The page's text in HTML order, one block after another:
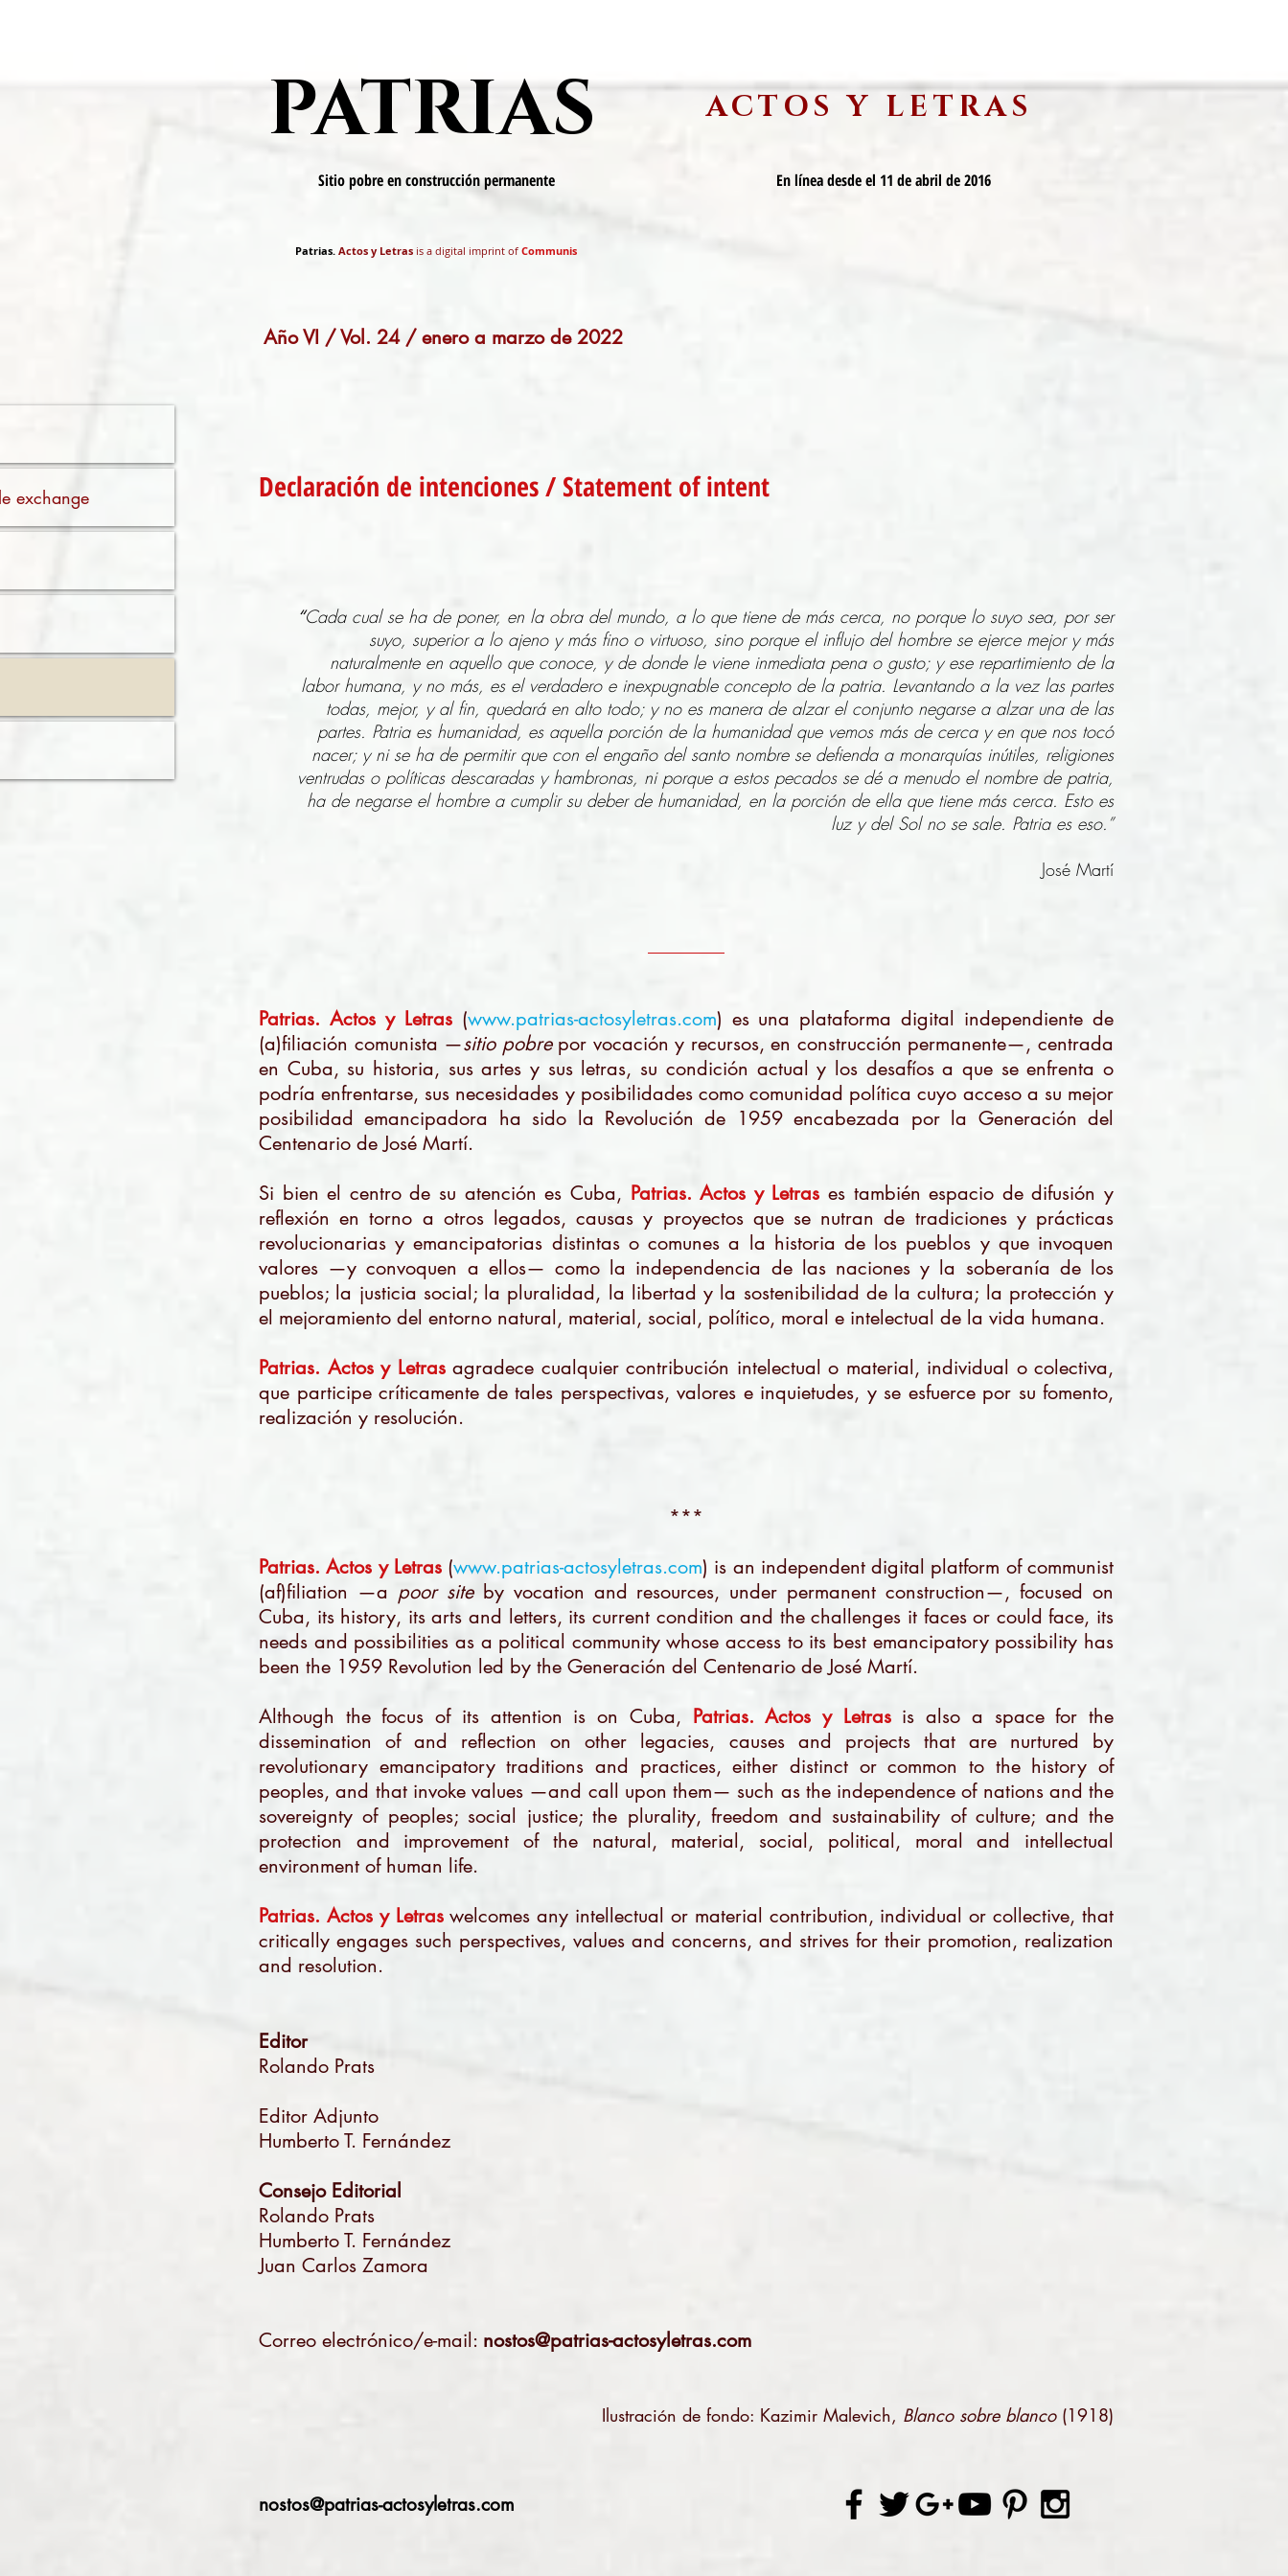
PATRIAS
Sitio pobre en construcción permanente
ACTOS Y LETRAS
En línea desde el 11 de abril de 2016
Patrias. Actos y Letras is a digital imprint of Communis
Año VI / Vol. 24 / enero a marzo de 2022
Declaración de intenciones / Statement of intent
“Cada cual se ha de poner, en la obra del mundo, a lo que tiene de más cerca, no porque lo suyo sea, por ser
suyo, superior a lo ajeno y más fino o virtuoso, sino porque el influjo del hombre se ejerce mejor y más
naturalmente en aquello que conoce, y de donde le viene inmediata pena o gusto; y ese repartimiento de la
labor humana, y no más, es el verdadero e inexpugnable concepto de la patria. Levantando a la vez las partes
todas, mejor, y al fin, quedará en alto todo; y no es manera de alzar el conjunto negarse a alzar una de las
partes. Patria es humanidad, es aquella porción de la humanidad que vemos más de cerca y en que nos tocó
nacer; y ni se ha de permitir que con el engaño del santo nombre se defienda a monarquías inútiles, religiones
ventrudas o políticas descaradas y hambronas, ni porque a estos pecados se dé a menudo el nombre de patria,
ha de negarse el hombre a cumplir su deber de humanidad, en la porción de ella que tiene más cerca. Esto es
luz y del Sol no se sale. Patria es eso.”
José Martí
Patrias. Actos y Letras (www.patrias-actosyletras.com) es una plataforma digital independiente de
(a)filiación comunista —sitio pobrepor vocación y recursos, en construcción permanente—, centrada
en Cuba, su historia, sus artes y sus letras, su condición actual y los desafíos a que se enfrenta o
podría enfrentarse, sus necesidades y posibilidades como comunidad política cuyo acceso a su mejor
posibilidad emancipadora ha sido la Revolución de 1959 encabezada por la Generación del
Centenario de José Martí.
Si bien el centro de su atención es Cuba, Patrias. Actos y Letras es también espacio de difusión y
reflexión en torno a otros legados, causas y proyectos que se nutran de tradiciones y prácticas
revolucionarias y emancipatorias distintas o comunes a la historia de los pueblos y que invoquen
valores —y convoquen a ellos— como la independencia de las naciones y la soberanía de los
pueblos; la justicia social; la pluralidad, la libertad y la sostenibilidad de la cultura; la protección y
el mejoramiento del entorno natural, material, social, político, moral e intelectual de la vida humana.
Patrias. Actos y Letras agradece cualquier contribución intelectual o material, individual o colectiva,
que participe críticamente de tales perspectivas, valores e inquietudes, y se esfuerce por su fomento,
realización y resolución.
***
Patrias. Actos y Letras(www.patrias-actosyletras.com) is an independent digital platform of communist
(af)filiation —a poor siteby vocation and resources, under permanent construction—, focused on
Cuba, its history, its arts and letters, its current condition and the challenges it faces or could face, its
needs and possibilities as a political community whose access to its best emancipatory possibility has
been the 1959 Revolution led by the Generación del Centenario de José Martí.
Although the focus of its attention is on Cuba, Patrias. Actos y Letrasis also a space for the
dissemination of and reflection on other legacies, causes and projects that are nurtured by
revolutionary emancipatory traditions and practices, either distinct or common to the history of
peoples, and that invoke values —and call upon them— such as the independence of nations and the
sovereignty of peoples; social justice; the plurality, freedom and sustainability of culture; and the
protection and improvement of the natural, material, social, political, moral and intellectual
environment of human life.
Patrias. Actos y Letraswelcomes any intellectual or material contribution, individual or collective, that
critically engages such perspectives, values and concerns, and strives for their promotion, realization
and resolution.
Editor
Rolando Prats
Editor Adjunto
Humberto T. Fernández
Consejo Editorial
Rolando Prats
Humberto T. Fernández
Juan Carlos Zamora
Correo electrónico/e-mail: nostos@patrias-actosyletras.com
Ilustración de fondo: Kazimir Malevich, Blanco sobre blanco(1918)
exchange
nostos@patrias-actosyletras.com